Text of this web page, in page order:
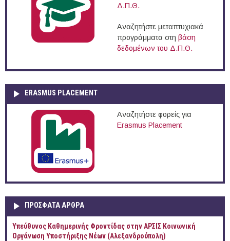
Δ.Π.Θ.
Αναζητήστε μεταπτυχιακά
προγράμματα στη βάση
δεδομένων του Δ.Π.Θ.
ERASMUS PLACEMENT
Αναζητήστε φορείς για
Erasmus Placement
ΠΡOΣΦΑΤΑ AΡΘΡΑ
Yπεύθυνος Καθημερινής Φροντίδας στην ΑΡΣΙΣ Κοινωνική
Οργάνωση Υποστήριξης Νέων (Αλεξανδρούπολη)